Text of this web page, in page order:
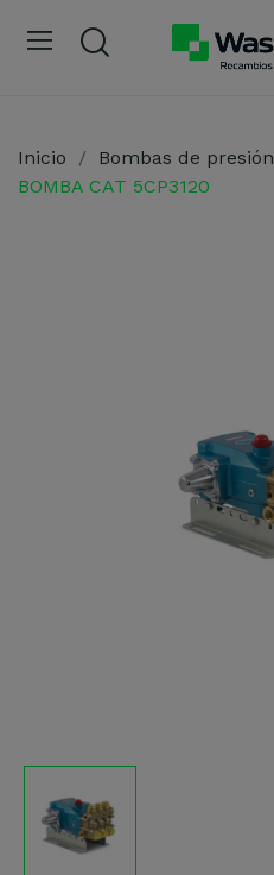
Inicio Bombas de presión
BOMBA CAT 5CP3120